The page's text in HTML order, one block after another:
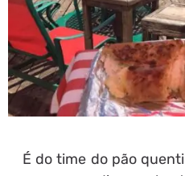
É do time do pão